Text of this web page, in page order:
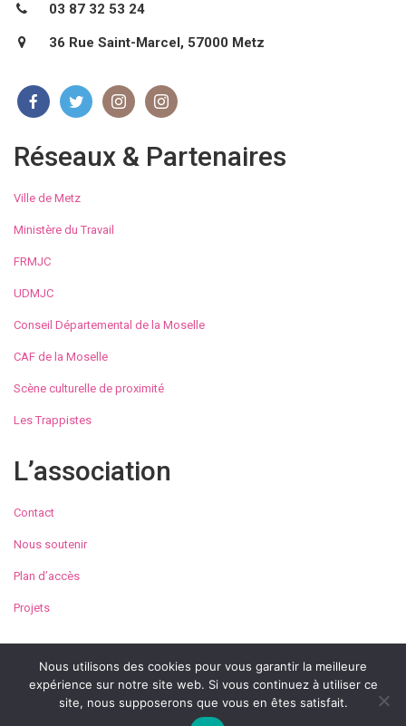
03 87 32 53 24
36 Rue Saint-Marcel, 57000 Metz
Réseaux & Partenaires
Ville de Metz
Ministère du Travail
FRMJC
UDMJC
Conseil Départemental de la Moselle
CAF de la Moselle
Scène culturelle de proximité
Les Trappistes
L’association
Contact
Nous soutenir
Plan d’accès
Projets
© Maison de la Culture et des Loisirs de Metz 2023
Mentions légales
Nous utilisons des cookies pour vous garantir la meilleure
expérience sur notre site web. Si vous continuez à utiliser ce
site, nous supposerons que vous en êtes satisfait.